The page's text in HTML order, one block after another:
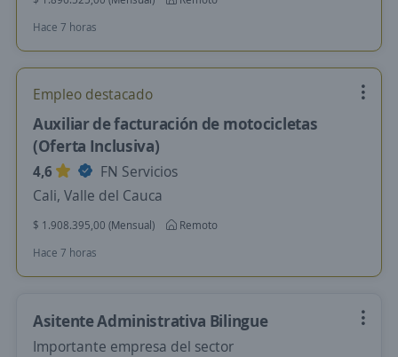
Hace 7 horas
Empleo destacado
Auxiliar de facturación de motocicletas
(Oferta Inclusiva)
4,6
FN Servicios
Cali, Valle del Cauca
$ 1.908.395,00 (Mensual)
Remoto
Hace 7 horas
Asitente Administrativa Bilingue
Importante empresa del sector